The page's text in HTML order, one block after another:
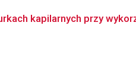
kapilarnych przy